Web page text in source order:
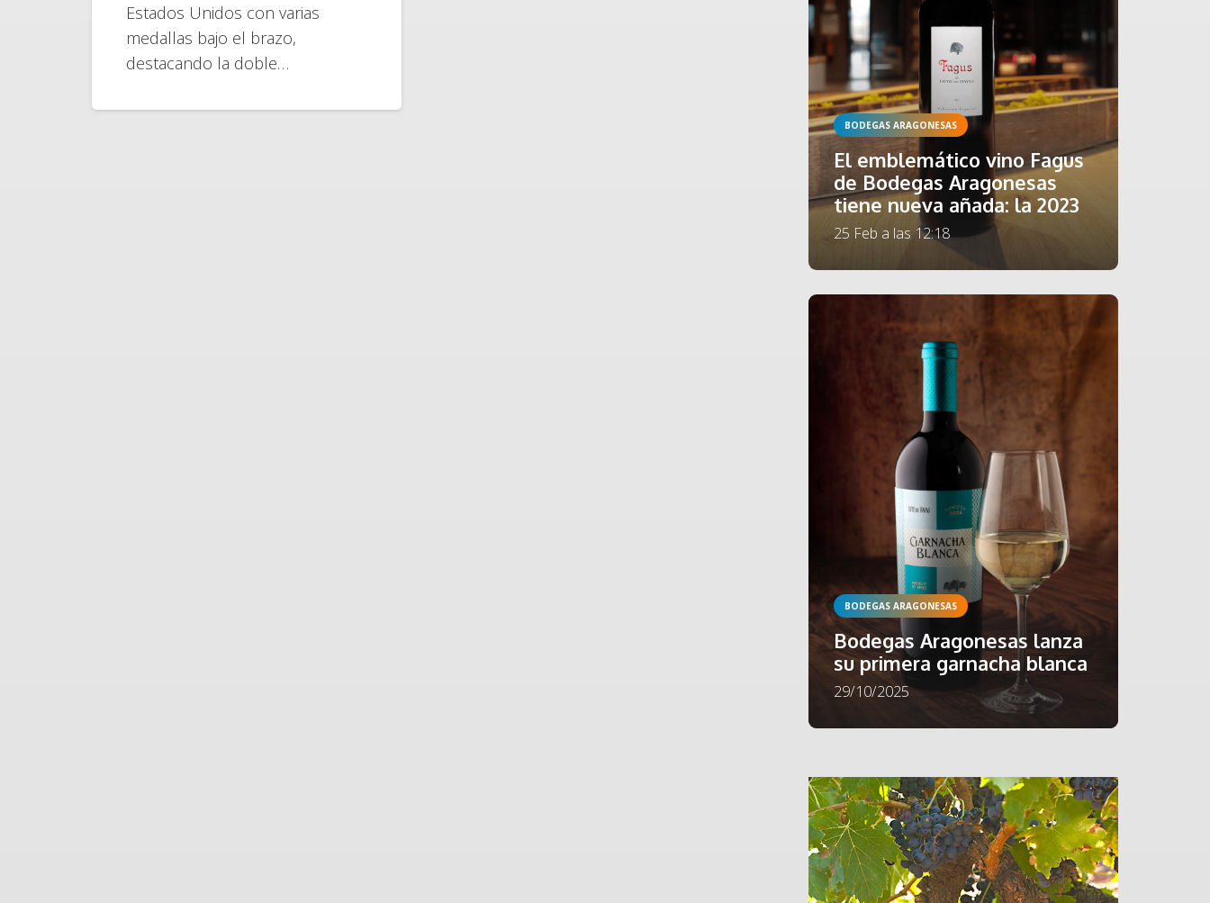
Estados Unidos con varias
medallas bajo el brazo,
destacando la doble…
BODEGAS ARAGONESAS
El emblemático vino Fagus
de Bodegas Aragonesas
tiene nueva añada: la 2023
25 Feb a las 12:18
BODEGAS ARAGONESAS
Bodegas Aragonesas lanza
su primera garnacha blanca
29/10/2025